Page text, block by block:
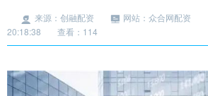
来源：创融配资 网站：众合网配资
20:18:38
查看：114